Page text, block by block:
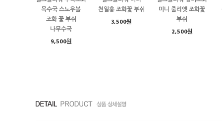
목수국 스노우볼
조화 꽃 부쉬
나무수국
9,500원
천일홍 조화꽃 부쉬
3,500원
미니 줄리엣 조화꽃
부쉬
2,500원